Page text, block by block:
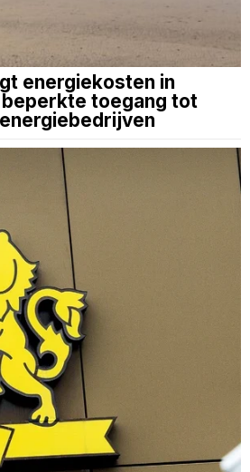
energiekosten in
toegang tot